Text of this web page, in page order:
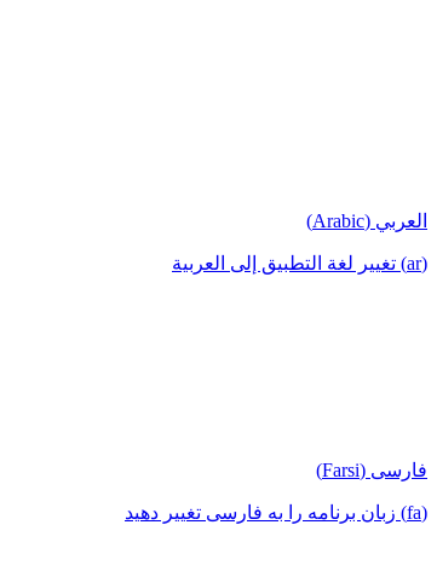
العربي (Arabic)
(ar) تغيير لغة التطبيق إلى العربية
فارسی (Farsi)
(fa) زبان برنامه را به فارسی تغییر دهید